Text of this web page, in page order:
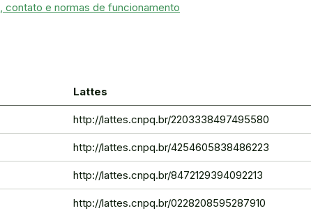
e normas de funcionamento
Lattes
http://lattes.cnpq.br/2203338497495580
http://lattes.cnpq.br/4254605838486223
http://lattes.cnpq.br/8472129394092213
http://lattes.cnpq.br/0228208595287910